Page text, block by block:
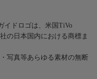
イドロゴは、米国TiVo
の日本国内における商標ま
写真等あらゆる素材の無断